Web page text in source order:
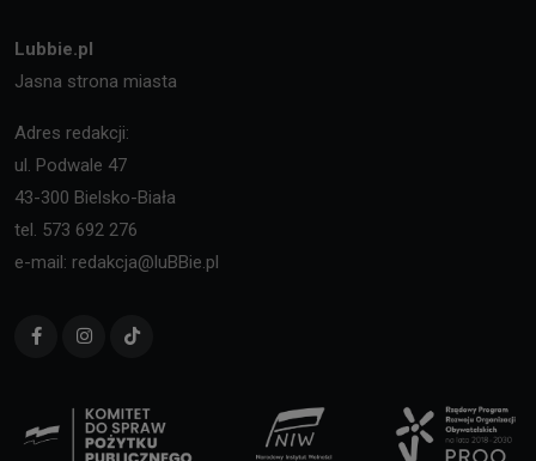
Lubbie.pl
Jasna strona miasta
Adres redakcji:
ul. Podwale 47
43-300 Bielsko-Biała
tel. 573 692 276
e-mail: redakcja@luBBie.pl